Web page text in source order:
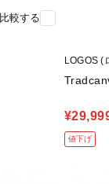
比較する
LOGOS (
値下げ